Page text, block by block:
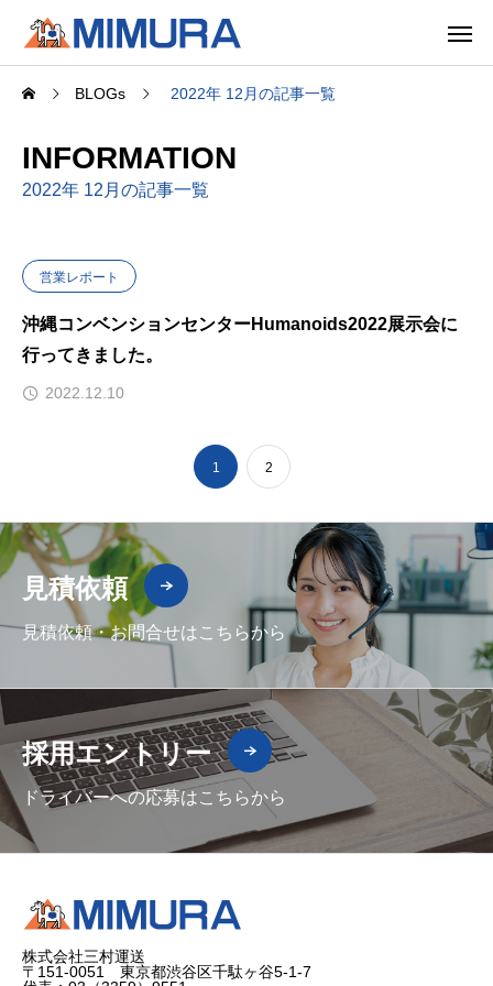
BLOGs 2022年 12月の記事一覧
INFORMATION
2022年 12月の記事一覧
営業レポート
沖縄コンベンションセンターHumanoids2022展示会に
行ってきました。
2022.12.10
1 2
見積依頼
見積依頼・お問合せはこちらから
採用エントリー
ドライバーへの応募はこちらから
株式会社三村運送
〒151-0051 東京都渋谷区千駄ヶ谷5-1-7